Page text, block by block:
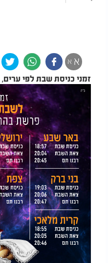
א א
זמני כניסת שבת לפי ערים,